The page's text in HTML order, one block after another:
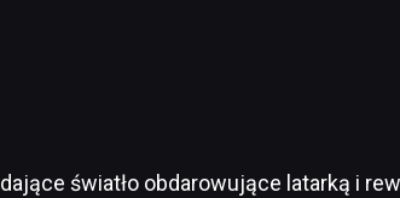
światło obdarowujące latarką i